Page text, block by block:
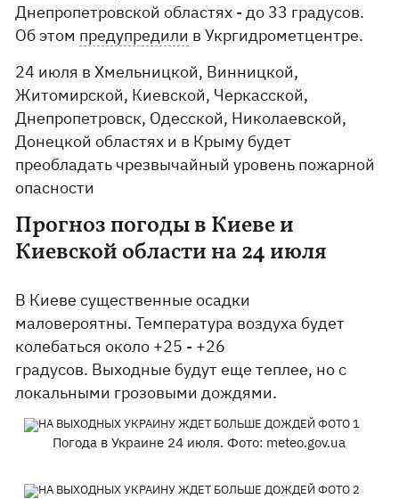
Днепропетровской областях - до 33 градусов.
Об этом предупредили в Укргидрометцентре.
24 июля в Хмельницкой, Винницкой,
Житомирской, Киевской, Черкасской,
Днепропетровск, Одесской, Николаевской,
Донецкой областях и в Крыму будет
преобладать чрезвычайный уровень пожарной
опасности
Прогноз погоды в Киеве и
Киевской области на 24 июля
В Киеве существенные осадки
маловероятны. Температура воздуха будет
колебаться около +25 - +26
градусов. Выходные будут еще теплее, но с
локальными грозовыми дождями.
Погода в Украине 24 июля. Фото: meteo.gov.ua